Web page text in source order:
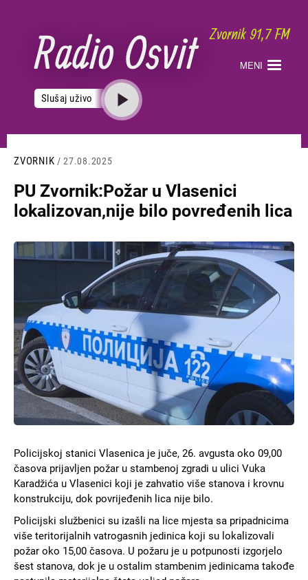
sadržaj
MENI
Slušaj uživo
ZVORNIK / 27.08.2025
PU Zvornik:Požar u Vlasenici
lokalizovan,nije bilo povređenih lica
Slika
Policijskoj stanici Vlasenica je juče, 26. avgusta oko 09,00
časova prijavljen požar u stambenoj zgradi u ulici Vuka
Karadžića u Vlasenici koji je zahvatio više stanova i krovnu
konstrukciju, dok povrijeđenih lica nije bilo.
Policijski službenici su izašli na lice mjesta sa pripadnicima
više teritorijalnih vatrogasnih jedinica koji su lokalizovali
požar oko 15,00 časova. U požaru je u potpunosti izgorjelo
šest stanova, dok je u ostalim stambenim jedinicama takođe